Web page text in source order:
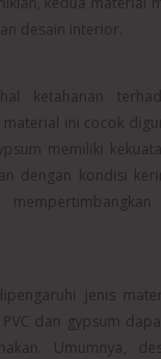
desain interior.
ketahanan
ini cocok
memiliki
dengan kondisi
jenis
dan gypsum
Umumnya,